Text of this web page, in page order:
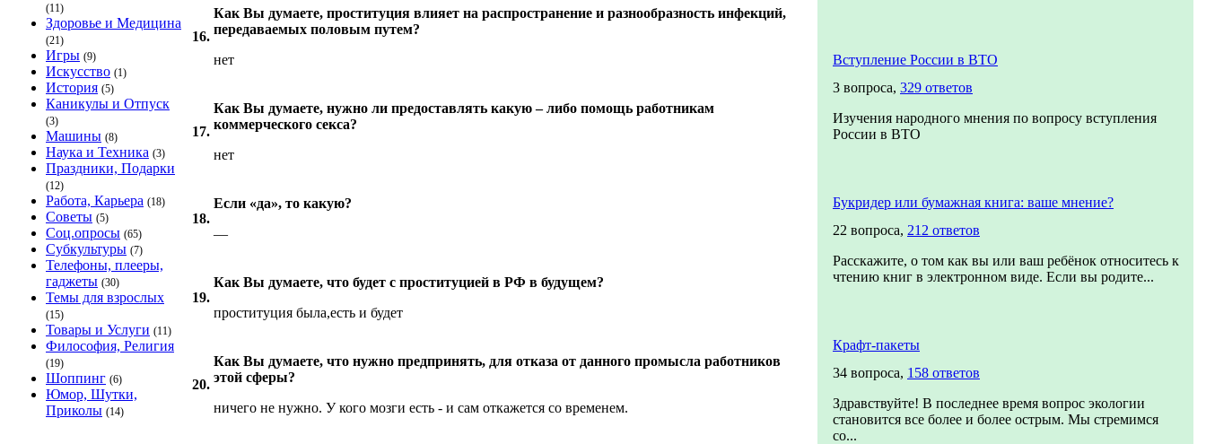
(11)
Здоровье и Медицина
(21)
Игры (9)
Искусство (1)
История (5)
Каникулы и Отпуск
(3)
Машины (8)
Наука и Техника (3)
Праздники, Подарки
(12)
Работа, Карьера (18)
Советы (5)
Соц.опросы (65)
Субкультуры (7)
Телефоны, плееры,
гаджеты (30)
Темы для взрослых
(15)
Товары и Услуги (11)
Философия, Религия
(19)
Шоппинг (6)
Юмор, Шутки,
Приколы (14)
16.
Как Вы думаете, проституция влияет на распространение и разнообразность инфекций,
передаваемых половым путем?
нет
17.
Как Вы думаете, нужно ли предоставлять какую – либо помощь работникам
коммерческого секса?
нет
18.
Если «да», то какую?
—
19.
Как Вы думаете, что будет с проституцией в РФ в будущем?
проституция была,есть и будет
20.
Как Вы думаете, что нужно предпринять, для отказа от данного промысла работников
этой сферы?
ничего не нужно. У кого мозги есть - и сам откажется со временем.
Вступление России в ВТО
3 вопроса, 329 ответов
Изучения народного мнения по вопросу вступления
России в ВТО
Букридер или бумажная книга: ваше мнение?
22 вопроса, 212 ответов
Расскажите, о том как вы или ваш ребёнок относитесь к
чтению книг в электронном виде. Если вы родите...
Крафт-пакеты
34 вопроса, 158 ответов
Здравствуйте! В последнее время вопрос экологии
становится все более и более острым. Мы стремимся
со...